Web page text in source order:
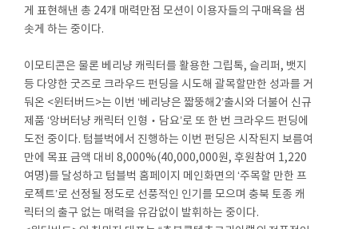
게 표현해낸 총 24개 매력만점 모션이 이용자들의 구매욕을 샘
솟게 하는 중이다.
이모티콘은 물론 베리냥 캐릭터를 활용한 그립톡, 슬리퍼, 뱃지
등 다양한 굿즈로 크라우드 펀딩을 시도해 괄목할만한 성과를 거
둬온 <윈터버드>는 이번 ‘베리냥은 짧뚱해2’출시와 더불어 신규
제품 ‘앙버터냥 캐릭터 인형‧담요’로 또 한 번 크라우드 펀딩에
도전 중이다. 텀블벅에서 진행하는 이번 펀딩은 시작된지 보름여
만에 목표 금액 대비 8,000%(40,000,000원, 후원참여 1,220
여명)를 달성하고 텀블벅 홈페이지 메인화면의 ‘주목할 만한 프
로젝트’로 선정될 정도로 선풍적인 인기를 모으며 충북 토종 캐
릭터의 출구 없는 매력을 유감없이 발휘하는 중이다.